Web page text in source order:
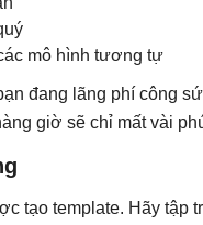
mô hình tương tự
đang lãng phí công
giờ sẽ chỉ mất vài
tạo template. Hãy tập